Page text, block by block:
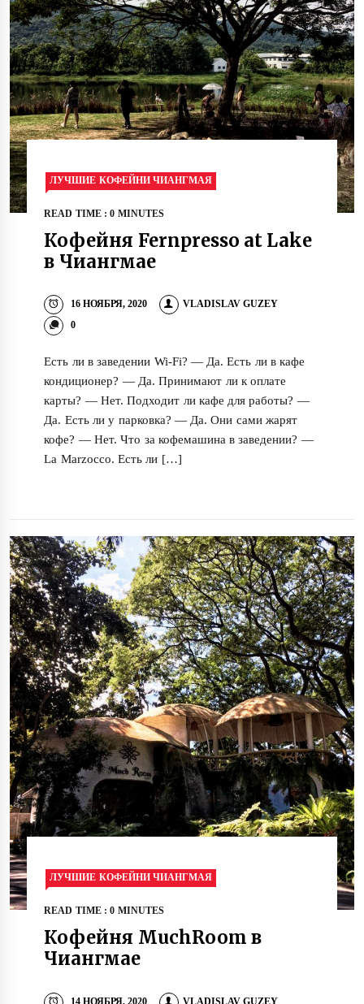
ЛУЧШИЕ КОФЕЙНИ ЧИАНГМАЯ
READ TIME : 0 MINUTES
Кофейня Fernpresso at Lake
в Чиангмае
16 НОЯБРЯ, 2020
VLADISLAV GUZEY
0
Есть ли в заведении Wi-Fi? — Да. Есть ли в кафе
кондиционер? — Да. Принимают ли к оплате
карты? — Нет. Подходит ли кафе для работы? —
Да. Есть ли у парковка? — Да. Они сами жарят
кофе? — Нет. Что за кофемашина в заведении? —
La Marzocco. Есть ли […]
ЛУЧШИЕ КОФЕЙНИ ЧИАНГМАЯ
READ TIME : 0 MINUTES
Кофейня MuchRoom в
Чиангмае
14 НОЯБРЯ, 2020
VLADISLAV GUZEY